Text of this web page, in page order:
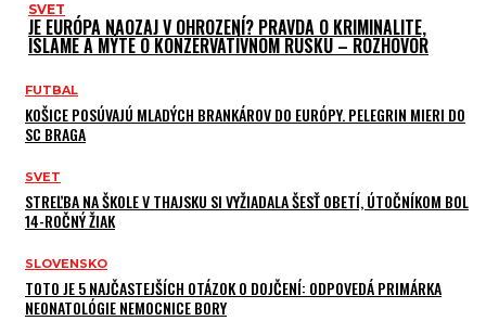
SVET
JE EURÓPA NAOZAJ V OHROZENÍ? PRAVDA O KRIMINALITE,
ISLAME A MÝTE O KONZERVATÍVNOM RUSKU – ROZHOVOR
FUTBAL
KOŠICE POSÚVAJÚ MLADÝCH BRANKÁROV DO EURÓPY. PELEGRIN MIERI DO
SC BRAGA
SVET
STREĽBA NA ŠKOLE V THAJSKU SI VYŽIADALA ŠESŤ OBETÍ, ÚTOČNÍKOM BOL
14-ROČNÝ ŽIAK
SLOVENSKO
TOTO JE 5 NAJČASTEJŠÍCH OTÁZOK O DOJČENÍ: ODPOVEDÁ PRIMÁRKA
NEONATOLÓGIE NEMOCNICE BORY